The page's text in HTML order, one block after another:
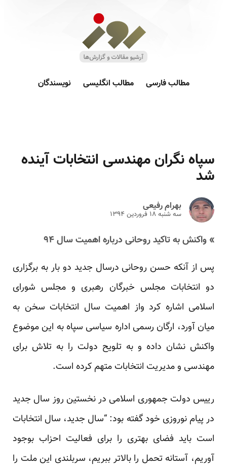
مطالب فارسی مطالب انگلیسی نویسندگان
سپاه نگران مهندسی انتخابات آینده
شد
بهرام رفیعی
سه شنبه ۱۸ فروردين ۱۳۹۴
» واکنش به تاکید روحانی درباره اهمیت سال ۹۴
پس از آنکه حسن روحانی درسال جدید دو بار به برگزاری
دو انتخابات مجلس خبرگان رهبری و مجلس شورای
اسلامی اشاره کرد واز اهمیت سال انتخابات سخن به
میان آورد، ارگان رسمی اداره سیاسی سپاه به این موضوع
واکنش نشان داده و به تلویح دولت را به تلاش برای
مهندسی و مدیریت انتخابات متهم کرده است.
رییس دولت جمهوری اسلامی در نخستین روز سال جدید
در پیام نوروزی خود گفته بود: “سال جدید، سال انتخابات
است باید فضای بهتری را برای فعالیت احزاب بوجود
آوریم، آستانه تحمل را بالاتر ببریم، سربلندی این ملت را